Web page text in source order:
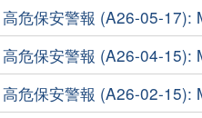
高危保安警報 (A26-05-17):
高危保安警報 (A26-04-15):
高危保安警報 (A26-02-15):